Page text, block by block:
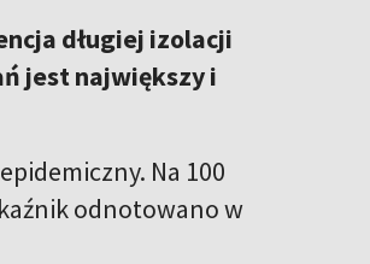
długiej izolacji
jest największy i
Na 100
odnotowano w